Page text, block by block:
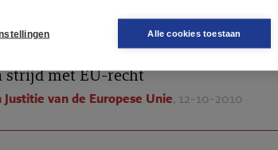
Alle cookies toestaan
Oellerking
in algemeen verbindend
strijd met EU-recht
Justitie van de Europese Unie, 12-10-2010